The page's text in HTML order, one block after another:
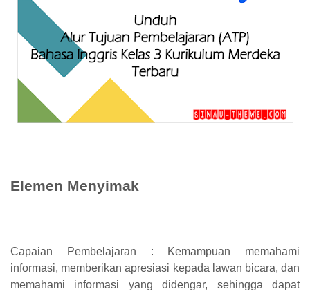
Elemen Menyimak
Capaian Pembelajaran : Kemampuan memahami
informasi, memberikan apresiasi kepada lawan bicara, dan
memahami informasi yang didengar, sehingga dapat